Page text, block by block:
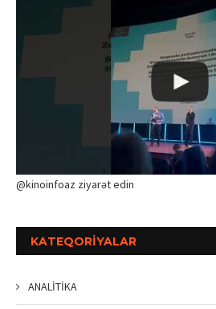
@kinoinfoaz ziyarət edin
KATEQORIYALAR
ANALİTİKA